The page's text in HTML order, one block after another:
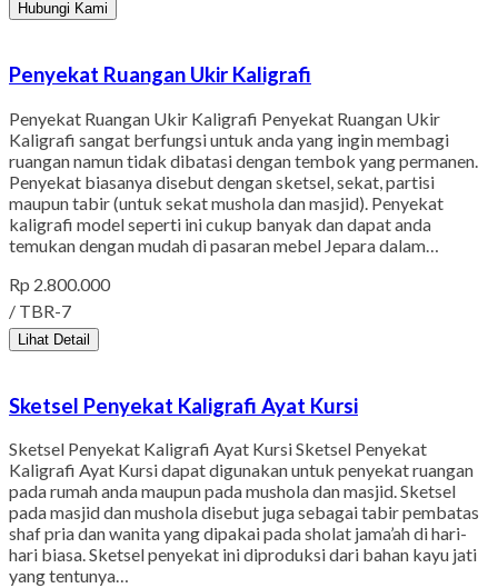
Hubungi Kami
Penyekat Ruangan Ukir Kaligrafi
Penyekat Ruangan Ukir Kaligrafi Penyekat Ruangan Ukir
Kaligrafi sangat berfungsi untuk anda yang ingin membagi
ruangan namun tidak dibatasi dengan tembok yang permanen.
Penyekat biasanya disebut dengan sketsel, sekat, partisi
maupun tabir (untuk sekat mushola dan masjid). Penyekat
kaligrafi model seperti ini cukup banyak dan dapat anda
temukan dengan mudah di pasaran mebel Jepara dalam…
Rp 2.800.000
/ TBR-7
Lihat Detail
Sketsel Penyekat Kaligrafi Ayat Kursi
Sketsel Penyekat Kaligrafi Ayat Kursi Sketsel Penyekat
Kaligrafi Ayat Kursi dapat digunakan untuk penyekat ruangan
pada rumah anda maupun pada mushola dan masjid. Sketsel
pada masjid dan mushola disebut juga sebagai tabir pembatas
shaf pria dan wanita yang dipakai pada sholat jama’ah di hari-
hari biasa. Sketsel penyekat ini diproduksi dari bahan kayu jati
yang tentunya…